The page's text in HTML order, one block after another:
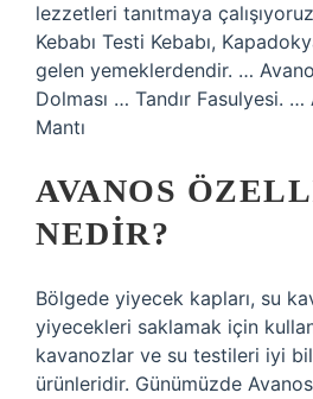
lezzetleri tanıtmaya
Kebabı Testi Kebabı,
gelen yemeklerdendir. …
Dolması … Tandır Fasulyesi.
Mantı
AVANOS
NEDIR?
Bölgede yiyecek kapları, su
yiyecekleri saklamak için
kavanozlar ve su testileri iyi
ürünleridir. Günümüzde